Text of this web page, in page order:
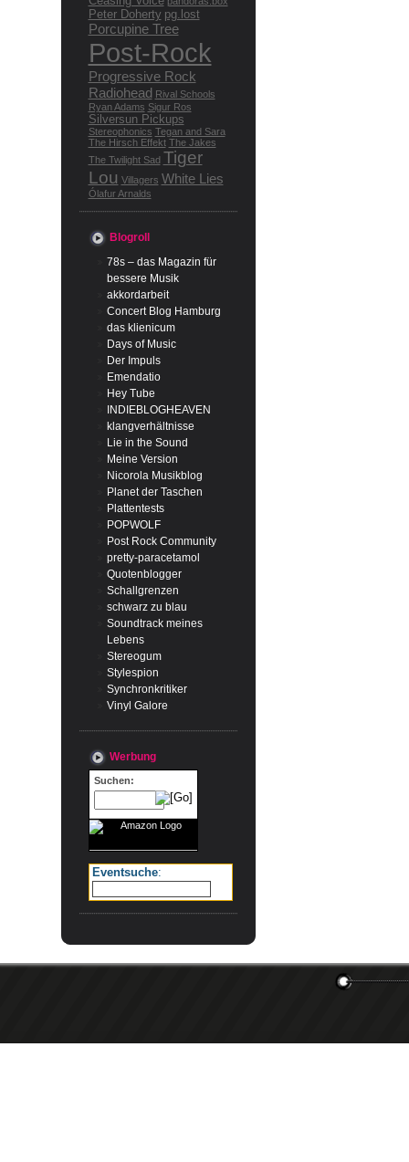
Peter Doherty pg.lost
Porcupine Tree
Post-Rock
Progressive Rock
Radiohead Rival Schools
Ryan Adams Sigur Ros
Silversun Pickups
Stereophonics Tegan and Sara
The Hirsch Effekt The Jakes
The Twilight Sad Tiger
Lou Villagers White Lies
Ólafur Arnalds
Blogroll
78s – das Magazin für
bessere Musik
akkordarbeit
Concert Blog Hamburg
das klienicum
Days of Music
Der Impuls
Emendatio
Hey Tube
INDIEBLOGHEAVEN
klangverhältnisse
Lie in the Sound
Meine Version
Nicorola Musikblog
Planet der Taschen
Plattentests
POPWOLF
Post Rock Community
pretty-paracetamol
Quotenblogger
Schallgrenzen
schwarz zu blau
Soundtrack meines
Lebens
Stereogum
Stylespion
Synchronkritiker
Vinyl Galore
Werbung
Suchen:
Eventsuche: